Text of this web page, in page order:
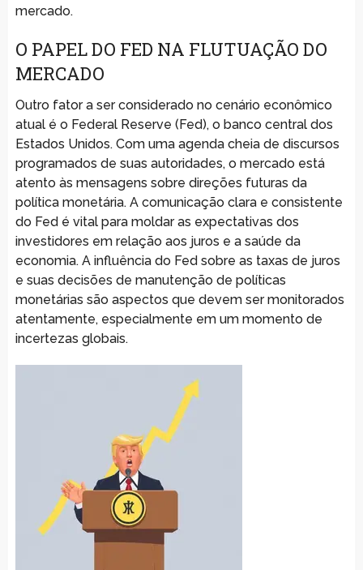
mercado.
O PAPEL DO FED NA FLUTUAÇÃO DO
MERCADO
Outro fator a ser considerado no cenário econômico
atual é o Federal Reserve (Fed), o banco central dos
Estados Unidos. Com uma agenda cheia de discursos
programados de suas autoridades, o mercado está
atento às mensagens sobre direções futuras da
política monetária. A comunicação clara e consistente
do Fed é vital para moldar as expectativas dos
investidores em relação aos juros e a saúde da
economia. A influência do Fed sobre as taxas de juros
e suas decisões de manutenção de políticas
monetárias são aspectos que devem ser monitorados
atentamente, especialmente em um momento de
incertezas globais.